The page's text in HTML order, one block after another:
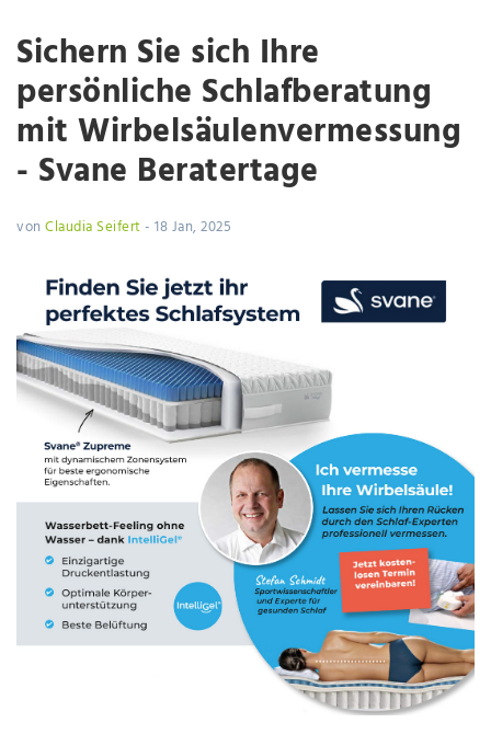
Sichern Sie sich Ihre
persönliche Schlafberatung
mit Wirbelsäulenvermessung
- Svane Beratertage
von Claudia Seifert- 18 Jan, 2025